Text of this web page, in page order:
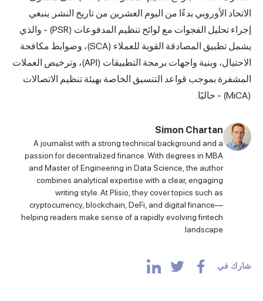
الاتحاد الأوروبي بدءًا من اليوم العشرين من تاريخ النشر. ينبغي
إجراء تحليل الفجوات مع لوائح تنظيم المدفوعات (PSR) - والذي
يشمل تطبيق المصادقة القوية للعملاء (SCA)، وضوابط مكافحة
الاحتيال، وبنية واجهات برمجة التطبيقات (API)، وترخيص العملات
المشفرة بموجب قواعد التنسيق الخاصة بهيئة تنظيم الاتصالات
(MiCA) - حاليًا.
Simon Chartan
A journalist with a strong technical background and a
passion for decentralized finance. With degrees in MBA
and Master of Engineering in Data Science, the author
combines analytical expertise with a clear, engaging
writing style. At Plisio, they cover topics such as
cryptocurrency, blockchain, DeFi, and digital finance—
helping readers make sense of a rapidly evolving fintech
landscape.
شارك في